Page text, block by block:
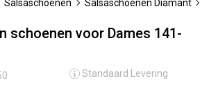
Salsaschoenen Salsaschoenen Diamant
schoenen voor Dames 141-
Standaard Levering